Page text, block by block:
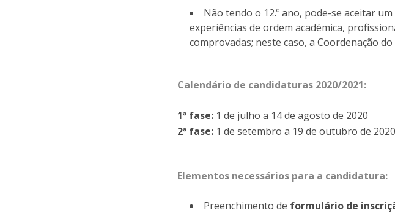
Doutoramento em
Programa
História
Não tendo o 12.º ano, pode-se aceitar
experiências de ordem académica,
comprovadas; neste caso, a Coordenação
Calendário de candidaturas 2020/2021:
1ª fase: 1 de julho a 14 de agosto de 2020
2ª fase: 1 de setembro a 19 de outubro de 2020
Elementos necessários para a candidatura:
Preenchimento de formulário de